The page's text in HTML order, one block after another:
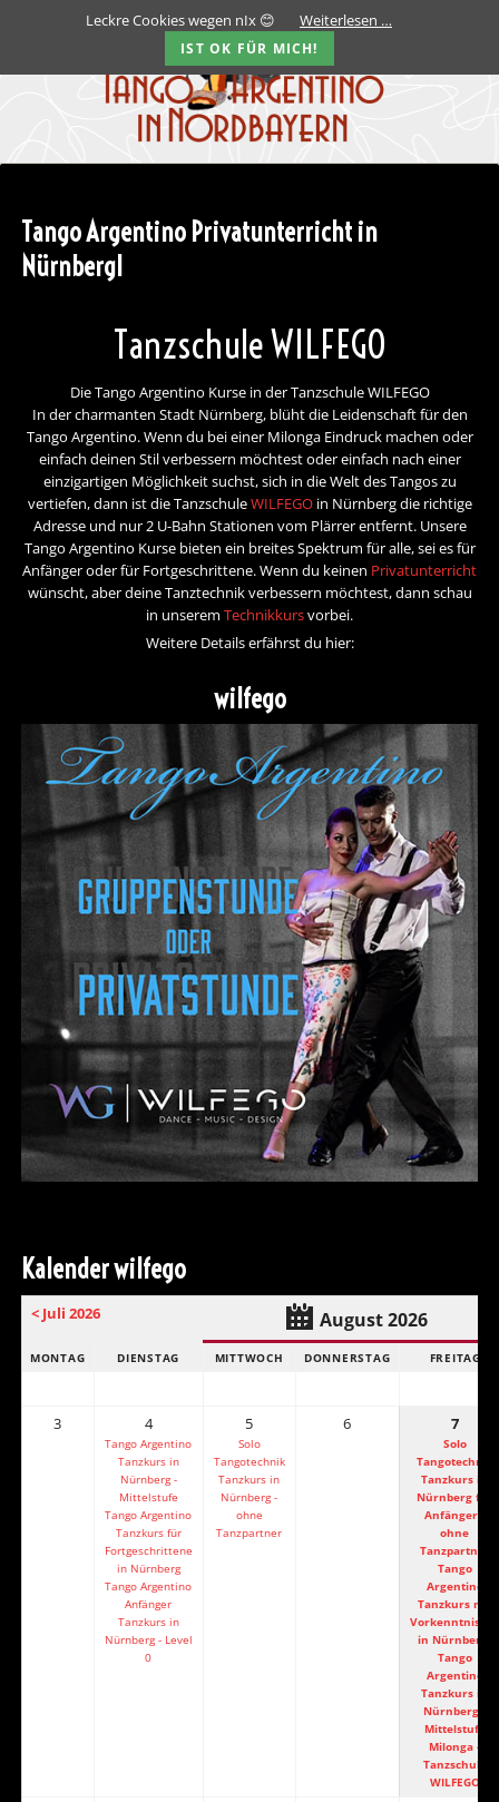
Tango Argentino Privatunterricht in
NürnbergI
Tanzschule WILFEGO
Die Tango Argentino Kurse in der Tanzschule WILFEGO
In der charmanten Stadt Nürnberg, blüht die Leidenschaft für den
Tango Argentino. Wenn du bei einer Milonga Eindruck machen oder
einfach deinen Stil verbessern möchtest oder einfach nach einer
einzigartigen Möglichkeit suchst, sich in die Welt des Tangos zu
vertiefen, dann ist die TanzschuleWILFEGOin Nürnberg die richtige
Adresse und nur 2 U-Bahn Stationen vom Plärrer entfernt. Unsere
Tango Argentino Kurse bieten ein breites Spektrum für alle, sei es für
Anfänger oder für Fortgeschrittene. Wenn du keinen Privatunterricht
wünscht, aber deine Tanztechnik verbessern möchtest, dann schau
in unserem Technikkursvorbei.
Weitere Details erfährst du hier:
wilfego
Kalender wilfego
< Juli 2026 August 2026
MONTAG DIENSTAG MITTWOCH DONNERSTAG FREITAG
3 4
Tango Argentino
Tanzkurs in
Nürnberg -
Mittelstufe
Tango Argentino
Tanzkurs für
Fortgeschrittene
in Nürnberg
Tango Argentino
Anfänger
Tanzkurs in
Nürnberg - Level
0
5
Solo
Tangotechnik
Tanzkurs in
Nürnberg -
ohne
Tanzpartner
6 7
Solo
Tangotechnik
Tanzkurs in
Nürnberg für
Anfänger -
ohne
Tanzpartner
Tango
Argentino
Tanzkurs mit
Vorkenntnissen
in Nürnberg
Tango
Argentino
Tanzkurs in
Nürnberg -
Mittelstufe
Milonga -
Tanzschule
WILFEGO
Leckre Cookies wegen nIx 😊 Weiterlesen …
IST OK FÜR MICH!